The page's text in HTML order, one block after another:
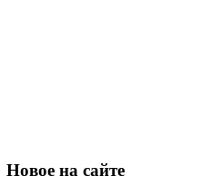
Новое на сайте